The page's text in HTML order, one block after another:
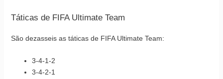
Táticas de FIFA Ultimate Team
São dezasseis as táticas de FIFA Ultimate Team:
3-4-1-2
3-4-2-1